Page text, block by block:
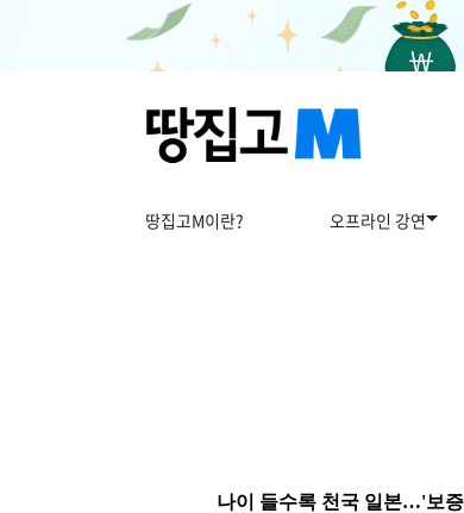
땅집고M이란? 오프라인 강연
나이 들수록 천국 일본…'보